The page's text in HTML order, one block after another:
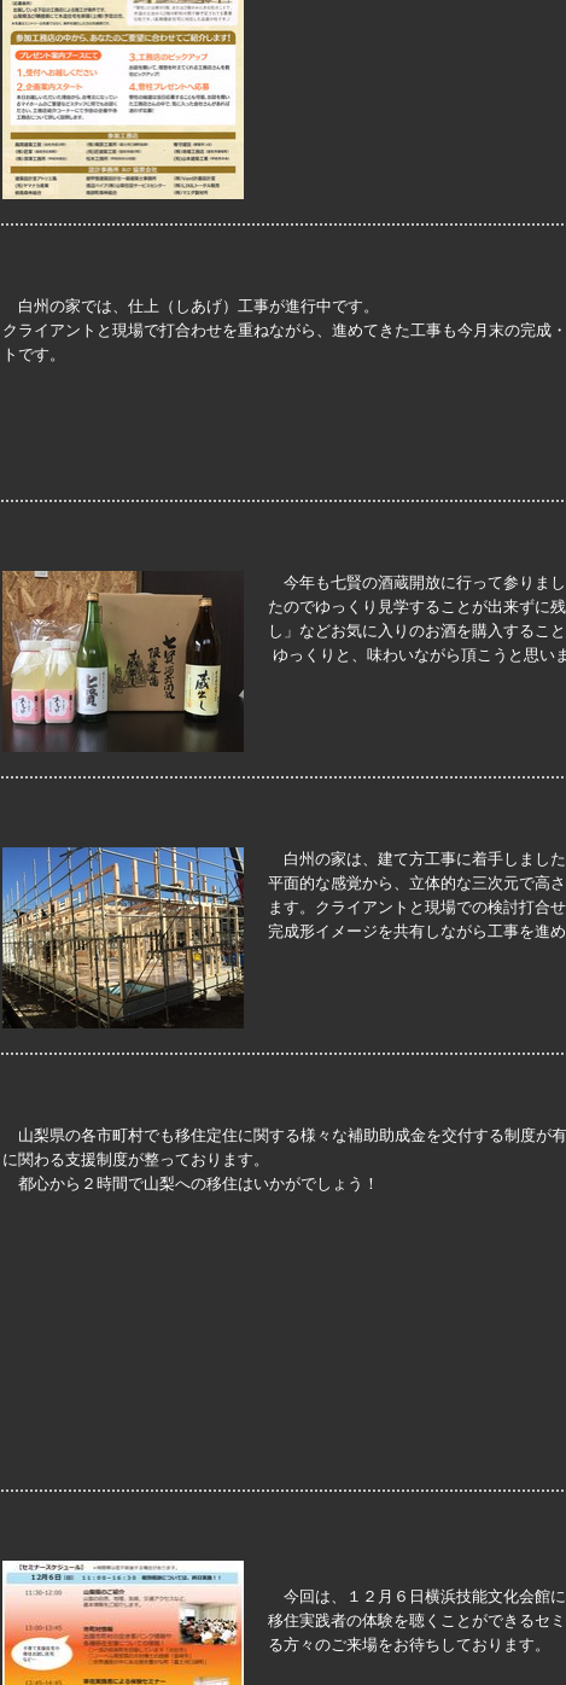
白州の家では、仕上（しあげ）工事が進行中です。
クライアントと現場で打合わせを重ねながら、進めてきた工事も今月末の完成
トです。
今年も七賢の酒蔵開放に行って参りま
たのでゆっくり見学することが出来ずに
し」などお気に入りのお酒を購入すること
ゆっくりと、味わいながら頂こうと思いま
白州の家は、建て方工事に着手しました
平面的な感覚から、立体的な三次元で高
ます。クライアントと現場での検討打合
完成形イメージを共有しながら工事を進め
山梨県の各市町村でも移住定住に関する様々な補助助成金を交付する制度が
に関わる支援制度が整っております。
都心から２時間で山梨への移住はいかがでしょう！
今回は、１２月６日横浜技能文化会館に
移住実践者の体験を聴くことができるセ
る方々のご来場をお待ちしております。